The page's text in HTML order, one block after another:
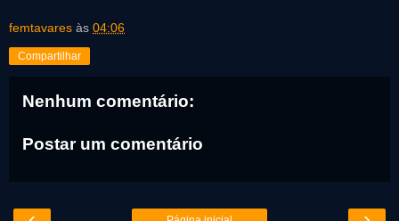
femtavares às 04:06
Compartilhar
Nenhum comentário:
Postar um comentário